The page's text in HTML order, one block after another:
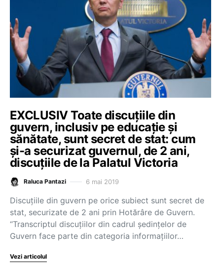
EXCLUSIV Toate discuțiile din
guvern, inclusiv pe educație și
sănătate, sunt secret de stat: cum
și-a securizat guvernul, de 2 ani,
discuțiile de la Palatul Victoria
Raluca Pantazi 6 mai 2019
Discuțiile din guvern pe orice subiect sunt secret de
stat, securizate de 2 ani prin Hotărâre de Guvern.
“Transcriptul discuțiilor din cadrul ședințelor de
Guvern face parte din categoria informațiilor…
Vezi articolul